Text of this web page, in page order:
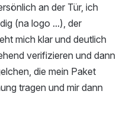
an der Tür, ich
(na logo ...), der
mich klar und deutlich
verifizieren und dann
die mein Paket
tragen und mir dann